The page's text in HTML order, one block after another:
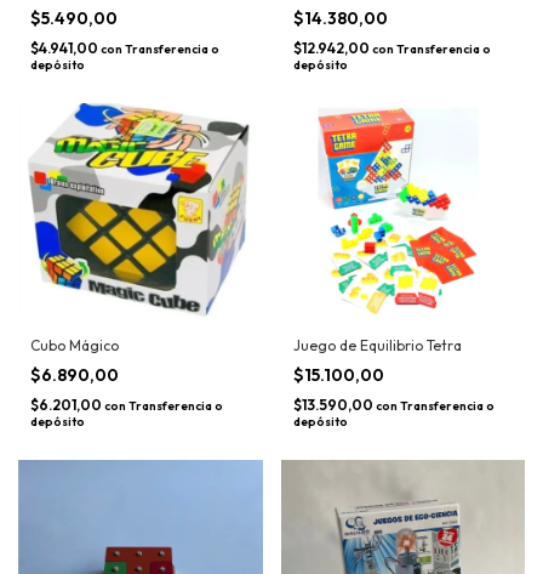
$5.490,00
$4.941,00 con Transferencia o
depósito
$14.380,00
$12.942,00 con Transferencia o
depósito
Cubo Mágico
$6.890,00
$6.201,00 con Transferencia o
depósito
Juego de Equilibrio Tetra
$15.100,00
$13.590,00 con Transferencia o
depósito